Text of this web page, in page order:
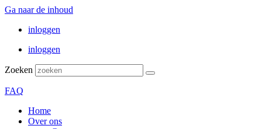
Ga naar de inhoud
inloggen
inloggen
Zoeken
FAQ
Home
Over ons